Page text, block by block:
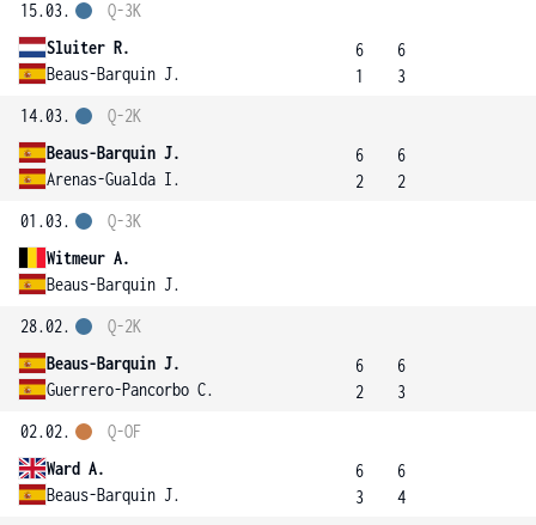
15.03.
Sluiter R.
Beaus-Barquin J.
Q-3K
6
1
6
3
14.03.
Beaus-Barquin J.
Arenas-Gualda I.
Q-2K
6
2
6
2
01.03.
Witmeur A.
Beaus-Barquin J.
Q-3K
28.02.
Beaus-Barquin J.
Guerrero-Pancorbo C.
Q-2K
6
2
6
3
02.02.
Ward A.
Beaus-Barquin J.
Q-OF
6
3
6
4